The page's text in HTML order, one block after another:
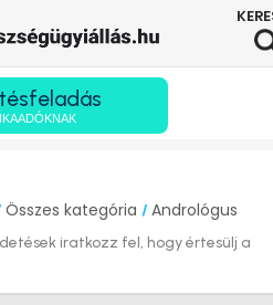
Összes kategória / Andrológus
iratkozz fel, hogy értesülj a